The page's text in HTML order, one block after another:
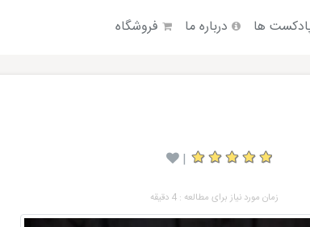
ها درباره ما فروشگاه
|
زمان مورد نیاز برای مطالعه : 4 دقیقه